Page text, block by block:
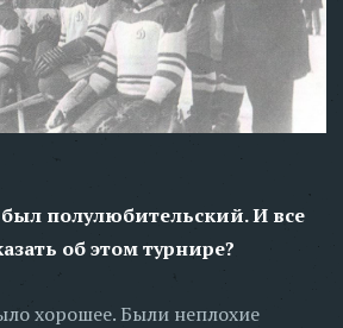
полулюбительский. И все
об этом турнире?
хорошее. Были неплохие